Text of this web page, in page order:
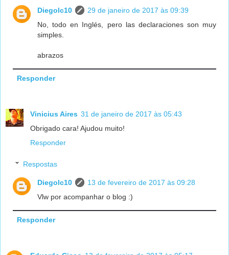
Diegolc10
29 de janeiro de 2017 às 09:39
No, todo en Inglés, pero las declaraciones son muy
simples.
abrazos
Responder
Vinicius Aires 31 de janeiro de 2017 às 05:43
Obrigado cara! Ajudou muito!
Responder
Respostas
Diegolc10
13 de fevereiro de 2017 às 09:28
Vlw por acompanhar o blog :)
Responder